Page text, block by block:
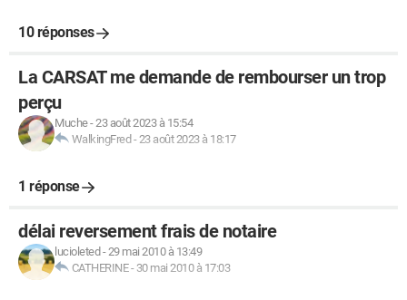
10 réponses
La CARSAT me demande de rembourser un trop
perçu
Muche-23 août 2023 à 15:54
WalkingFred -23 août 2023 à 18:17
1 réponse
délai reversement frais de notaire
lucioleted -29 mai 2010 à 13:49
CATHERINE- 30 mai 2010 à 17:03